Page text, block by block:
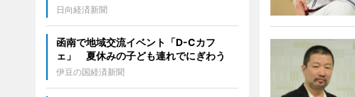
日向経済新聞
函南で地域交流イベント「D-Cカフ
ェ」 夏休みの子ども連れでにぎわう
伊豆の国経済新聞